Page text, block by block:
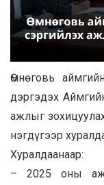
Өмнөговь
дэргэдэх
ажлыг
нэгдүгээр
Хуралдаанаар:
– 2025 оны